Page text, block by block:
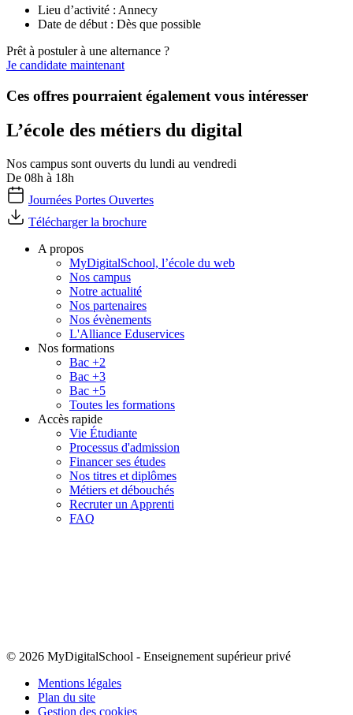
Lieu d’activité : Annecy
Date de début : Dès que possible
Prêt à postuler à une alternance ?
Je candidate maintenant
Ces offres pourraient également vous intéresser
L’école des métiers du digital
Nos campus sont ouverts du lundi au vendredi
De 08h à 18h
Journées Portes Ouvertes
Télécharger la brochure
A propos
MyDigitalSchool, l’école du web
Nos campus
Notre actualité
Nos partenaires
Nos évènements
L'Alliance Eduservices
Nos formations
Bac +2
Bac +3
Bac +5
Toutes les formations
Accès rapide
Vie Étudiante
Processus d'admission
Financer ses études
Nos titres et diplômes
Métiers et débouchés
Recruter un Apprenti
FAQ
© 2026 MyDigitalSchool - Enseignement supérieur privé
Mentions légales
Plan du site
Gestion des cookies